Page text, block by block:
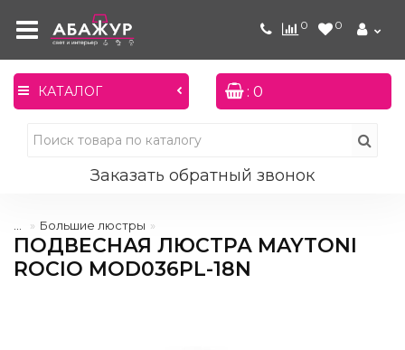
0 0
КАТАЛОГ : 0
Заказать обратный звонок
Большие люстры
ПОДВЕСНАЯ ЛЮСТРА MAYTONI
ROCIO MOD036PL-18N